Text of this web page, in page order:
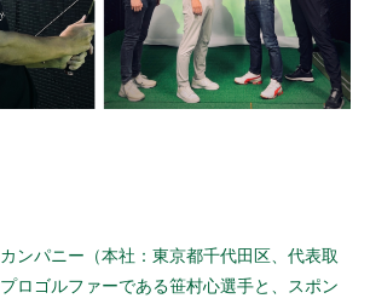
ンパニー（本社：東京都千代田区、代表取
ロゴルファーである笹村心選手と、スポン